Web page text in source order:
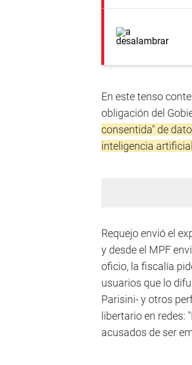
En este tenso
obligación del
consentida" de
inteligencia
Requejo envió el
y desde el MPF
oficio, la fiscalía
usuarios que lo
Parisini- y otros
libertario en redes:
acusados de ser